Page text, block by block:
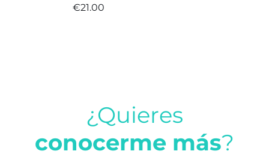
€21.00
¿Quieres
conocerme más?